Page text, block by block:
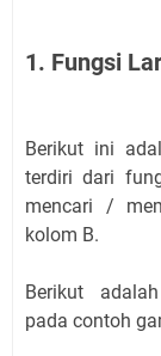
1. Fungsi
Berikut ini
terdiri dari
mencari /
kolom B.
Berikut
pada contoh